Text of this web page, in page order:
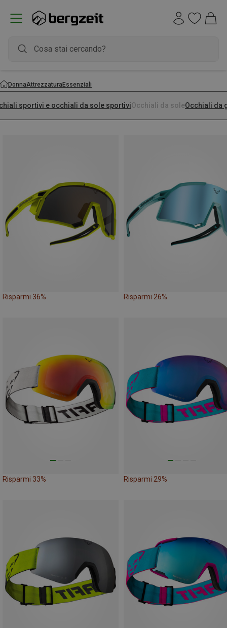
DonnaAttrezzaturaEssenziali
sportivi e occhiali da sole sportiviOcchiali da soleOcchiali da
Risparmi 36% Risparmi 26%
Risparmi 33% Risparmi 29%